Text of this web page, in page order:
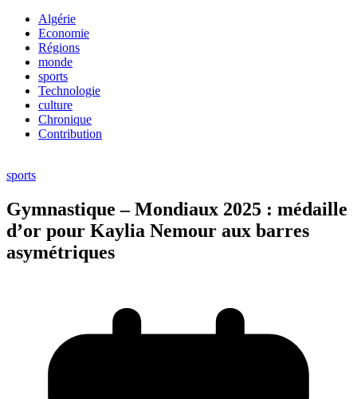
Algérie
Economie
Régions
monde
sports
Technologie
culture
Chronique
Contribution
sports
Gymnastique – Mondiaux 2025 : médaille
d’or pour Kaylia Nemour aux barres
asymétriques